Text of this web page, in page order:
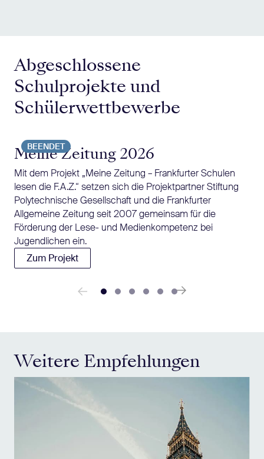
Abgeschlossene
Schulprojekte und
Schülerwettbewerbe
BEENDET
Meine Zeitung 2026
Mit dem Projekt „Meine Zeitung – Frankfurter Schulen
lesen die F.A.Z.“ setzen sich die Projektpartner Stiftung
Polytechnische Gesellschaft und die Frankfurter
Allgemeine Zeitung seit 2007 gemeinsam für die
Förderung der Lese- und Medienkompetenz bei
Jugendlichen ein.
Zum Projekt
Weitere Empfehlungen